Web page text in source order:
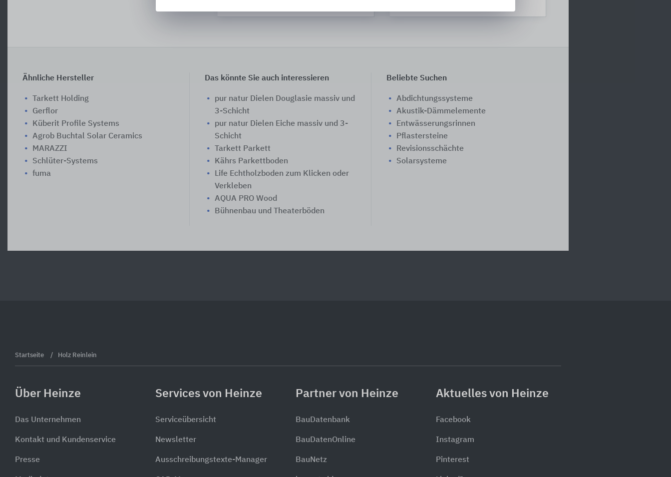
Ähnliche Hersteller
Tarkett Holding
Gerflor
Küberit Profile Systems
Agrob Buchtal Solar Ceramics
MARAZZI
Schlüter-Systems
fuma
Das könnte Sie auch interessieren
pur natur Dielen Douglasie massiv und
3-Schicht
pur natur Dielen Eiche massiv und 3-
Schicht
Tarkett Parkett
Kährs Parkettboden
Life Echtholzboden zum Klicken oder
Verkleben
AQUA PRO Wood
Bühnenbau und Theaterböden
Beliebte Suchen
Abdichtungssysteme
Akustik-Dämmelemente
Entwässerungsrinnen
Pflastersteine
Revisionsschächte
Solarsysteme
Startseite Holz Reinlein
Über Heinze
Das Unternehmen
Kontakt und Kundenservice
Presse
Services von Heinze
Serviceübersicht
Newsletter
Ausschreibungstexte-Manager
Partner von Heinze
BauDatenbank
BauDatenOnline
BauNetz
Aktuelles von Heinze
Facebook
Instagram
Pinterest